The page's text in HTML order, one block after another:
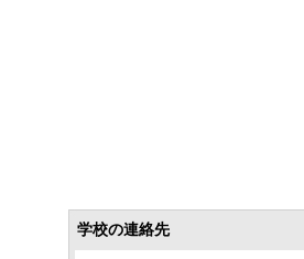
学校の連絡先